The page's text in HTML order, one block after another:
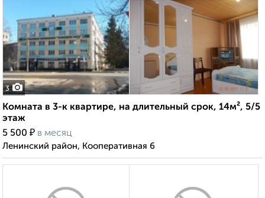
3
Комната в 3-к квартире, на длительный срок, 14м², 5/5
этаж
5 500 ₽ в месяц
Ленинский район, Кооперативная 6